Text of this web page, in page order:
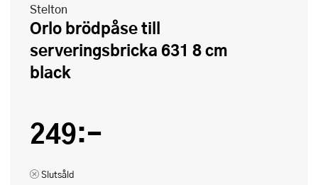
Stelton
Orlo brödpåse till
serveringsbricka 631 8 cm
black
249:-
Slutsåld